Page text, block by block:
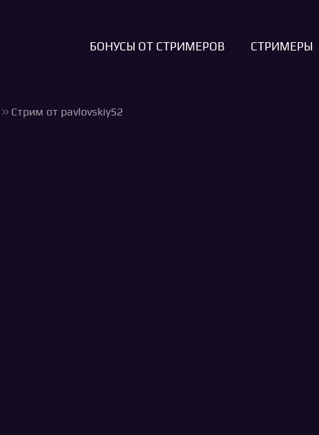
БОНУСЫ ОТ СТРИМЕРОВ СТРИМЕРЫ
Стрим от pavlovskiy52